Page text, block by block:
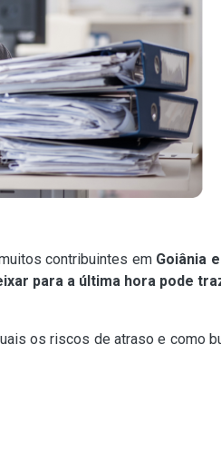
contribuintes em Goiânia
para a última hora pode
os riscos de atraso e como